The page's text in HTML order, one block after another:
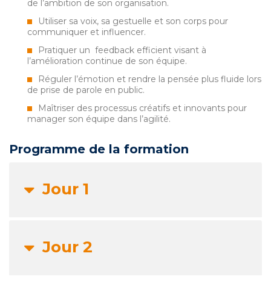
de l’ambition de son organisation.
Utiliser sa voix, sa gestuelle et son corps pour
communiquer et influencer.
Pratiquer un feedback efficient visant à
l’amélioration continue de son équipe.
Réguler l’émotion et rendre la pensée plus fluide lors
de prise de parole en public.
Maîtriser des processus créatifs et innovants pour
manager son équipe dans l’agilité.
Programme de la formation
Jour 1
Jour 2